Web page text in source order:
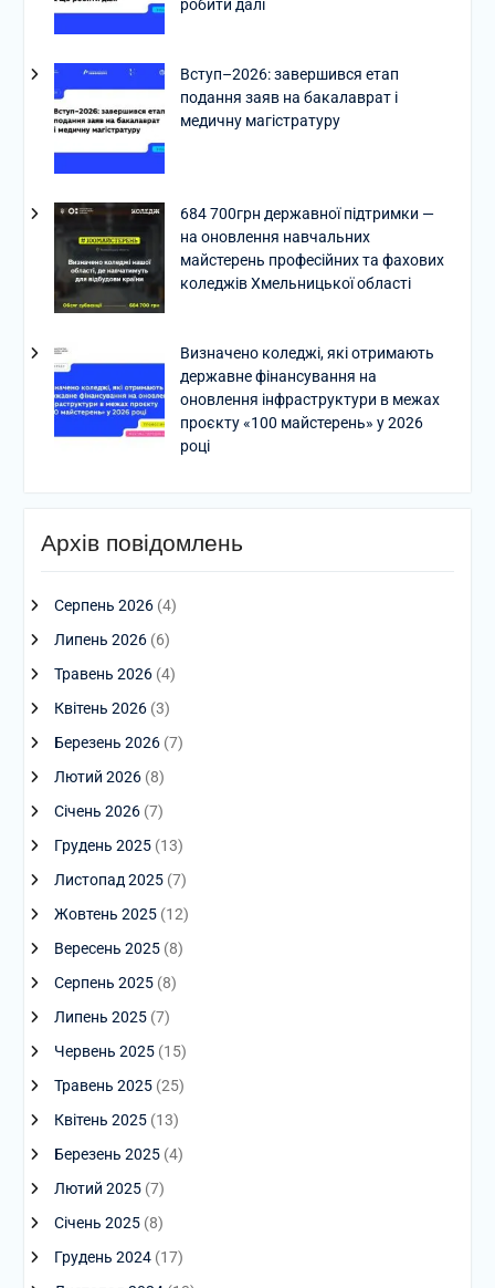
робити далі
Вступ–2026: завершився етап
подання заяв на бакалаврат і
медичну магістратуру
684 700грн державної підтримки —
на оновлення навчальних
майстерень професійних та фахових
коледжів Хмельницької області
Визначено коледжі, які отримають
державне фінансування на
оновлення інфраструктури в межах
проєкту «100 майстерень» у 2026
році
Архів повідомлень
Серпень 2026(4)
Липень 2026(6)
Травень 2026(4)
Квітень 2026(3)
Березень 2026(7)
Лютий 2026(8)
Січень 2026(7)
Грудень 2025(13)
Листопад 2025(7)
Жовтень 2025(12)
Вересень 2025(8)
Серпень 2025(8)
Липень 2025(7)
Червень 2025(15)
Травень 2025(25)
Квітень 2025(13)
Березень 2025(4)
Лютий 2025(7)
Січень 2025(8)
Грудень 2024(17)